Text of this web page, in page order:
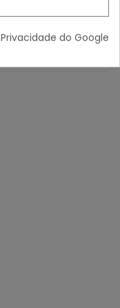
39,24 €
Privacidade do Google